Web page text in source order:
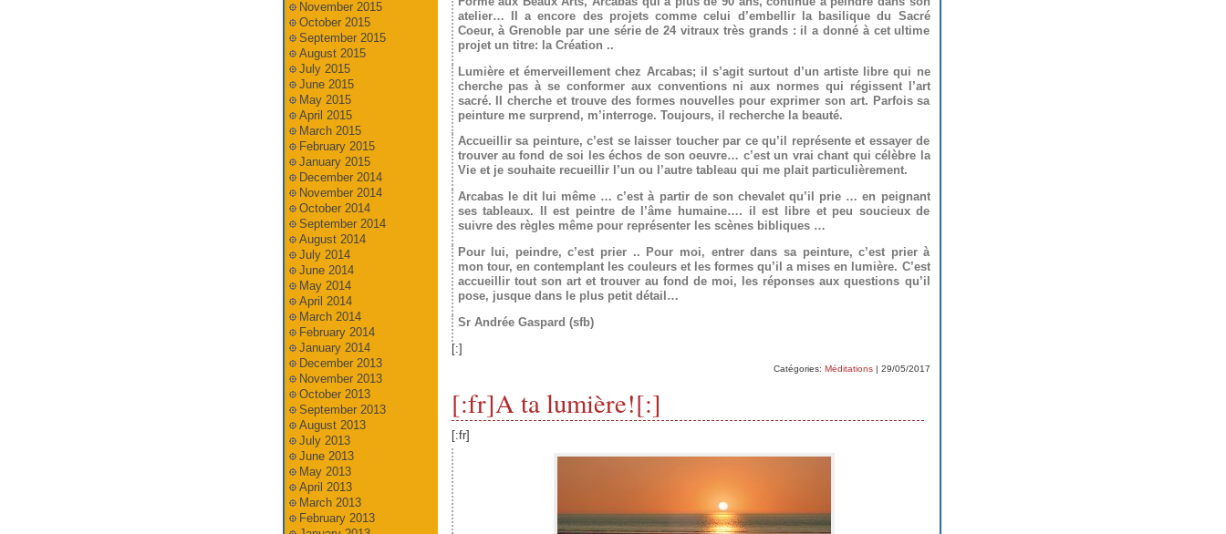
atelier… II a encore des projets comme celui d’embellir la basilique du Sacré
Coeur, à Grenoble par une série de 24 vitraux très grands : il a donné à cet ultime
projet un titre: la Création ..
Lumière et émerveillement chez Arcabas; il s’agit surtout d’un artiste libre qui ne
cherche pas à se conformer aux conventions ni aux normes qui régissent l’art
sacré. II cherche et trouve des formes nouvelles pour exprimer son art. Parfois sa
peinture me surprend, m’interroge. Toujours, il recherche la beauté.
Accueillir sa peinture, c’est se laisser toucher par ce qu’il représente et essayer de
trouver au fond de soi les échos de son oeuvre… c’est un vrai chant qui célèbre la
Vie et je souhaite recueillir l’un ou l’autre tableau qui me plait particulièrement.
Arcabas le dit lui même … c’est à partir de son chevalet qu’il prie … en peignant
ses tableaux. II est peintre de l’âme humaine…. il est libre et peu soucieux de
suivre des règles même pour représenter les scènes bibliques …
Pour lui, peindre, c’est prier .. Pour moi, entrer dans sa peinture, c’est prier à
mon tour, en contemplant les couleurs et les formes qu’il a mises en lumière. C’est
accueillir tout son art et trouver au fond de moi, les réponses aux questions qu’il
pose, jusque dans le plus petit détail…
Sr Andrée Gaspard (sfb)
[:]
Catégories: Méditations| 29/05/2017
[:fr]A ta lumière![:]
[:fr]
November 2015
October 2015
September 2015
August 2015
July 2015
June 2015
May 2015
April 2015
March 2015
February 2015
January 2015
December 2014
November 2014
October 2014
September 2014
August 2014
July 2014
June 2014
May 2014
April 2014
March 2014
February 2014
January 2014
December 2013
November 2013
October 2013
September 2013
August 2013
July 2013
June 2013
May 2013
April 2013
March 2013
February 2013